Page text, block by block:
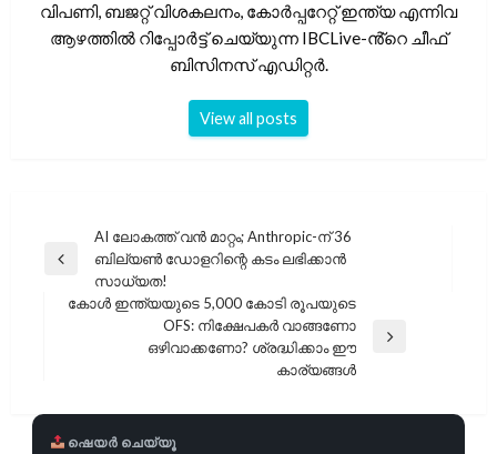
വിപണി, ബജറ്റ് വിശകലനം, കോർപ്പറേറ്റ് ഇന്ത്യ എന്നിവ
ആഴത്തിൽ റിപ്പോർട്ട് ചെയ്യുന്ന IBCLive-ൻ്റെ ചീഫ്
ബിസിനസ് എഡിറ്റർ.
View all posts
പോസ്റ്റുകളിലൂടെ
Previous
AI ലോകത്ത് വൻ മാറ്റം; Anthropic-ന് 36
ബില്യൺ ഡോളറിന്റെ കടം ലഭിക്കാൻ
സാധ്യത!
കോൾ ഇന്ത്യയുടെ 5,000 കോടി രൂപയുടെ
OFS: നിക്ഷേപകർ വാങ്ങണോ
ഒഴിവാക്കണോ? ശ്രദ്ധിക്കാം ഈ
കാര്യങ്ങൾ
ഷെയർ ചെയ്യൂ